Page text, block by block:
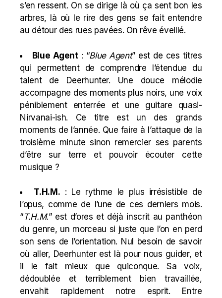
s’en ressent. On se dirige là où ça sent bon les
arbres, là où le rire des gens se fait entendre
au détour des rues pavées. On rêve éveillé.
Blue Agent : “Blue Agent” est de ces titres
qui permettent de comprendre l’étendue du
talent de Deerhunter. Une douce mélodie
accompagne des moments plus noirs, une voix
péniblement enterrée et une guitare quasi-
Nirvanai-ish. Ce titre est un des grands
moments de l’année. Que faire à l’attaque de la
troisième minute sinon remercier ses parents
d’être sur terre et pouvoir écouter cette
musique ?
T.H.M. : Le rythme le plus irrésistible de
l’opus, comme de l’une de ces derniers mois.
“T.H.M.” est d’ores et déjà inscrit au panthéon
du genre, un morceau si juste que l’on en perd
son sens de l’orientation. Nul besoin de savoir
où aller, Deerhunter est là pour nous guider, et
il le fait mieux que quiconque. Sa voix,
dédoublée et terriblement bien travaillée,
envahit rapidement notre esprit. Entre